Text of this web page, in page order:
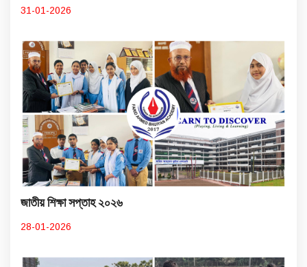
31-01-2026
জাতীয় শিক্ষা সপ্তাহ ২০২৬
28-01-2026